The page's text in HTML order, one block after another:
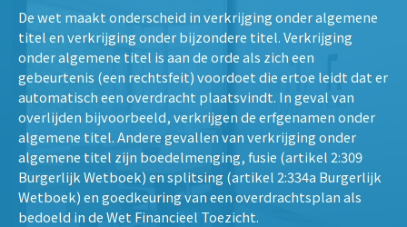
De wet maakt onderscheid in verkrijging onder algemene
titel en verkrijging onder bijzondere titel. Verkrijging
onder algemene titel is aan de orde als zich een
gebeurtenis (een rechtsfeit) voordoet die ertoe leidt dat er
automatisch een overdracht plaatsvindt. In geval van
overlijden bijvoorbeeld, verkrijgen de erfgenamen onder
algemene titel. Andere gevallen van verkrijging onder
algemene titel zijn boedelmenging, fusie (artikel 2:309
Burgerlijk Wetboek) en splitsing (artikel 2:334a Burgerlijk
Wetboek) en goedkeuring van een overdrachtsplan als
bedoeld in de Wet Financieel Toezicht.